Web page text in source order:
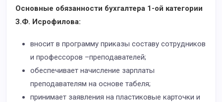
Основные обязанности бухгалтера 1-ой категории
З.Ф. Исрофилова:
вносит в программу приказы составу сотрудников
и профессоров –преподавателей;
обеспечивает начисление зарплаты
преподавателям на основе табеля;
принимает заявления на пластиковые карточки и